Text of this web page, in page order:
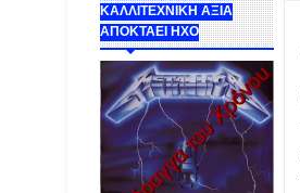
ΚΑΛΛΙΤΕΧΝΙΚΗ ΑΞΙΑ
ΑΠΟΚΤΑΕΙ ΗΧΟ